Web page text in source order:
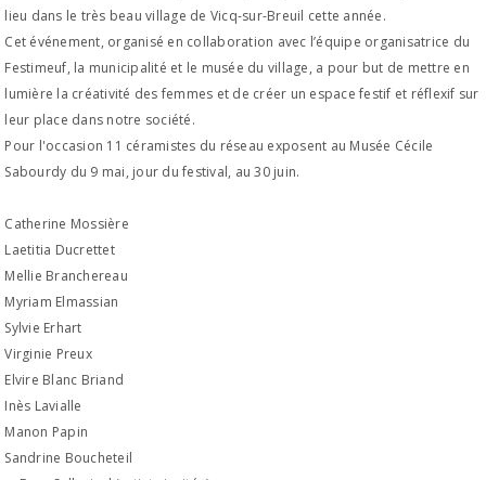
lieu dans le très beau village de Vicq-sur-Breuil cette année.
Cet événement, organisé en collaboration avec l’équipe organisatrice du
Festimeuf, la municipalité et le musée du village, a pour but de mettre en
lumière la créativité des femmes et de créer un espace festif et réflexif sur
leur place dans notre société.
Pour l'occasion 11 céramistes du réseau exposent au Musée Cécile
Sabourdy du 9 mai, jour du festival, au 30 juin.
Catherine Mossière
Laetitia Ducrettet
Mellie Branchereau
Myriam Elmassian
Sylvie Erhart
Virginie Preux
Elvire Blanc Briand
Inès Lavialle
Manon Papin
Sandrine Boucheteil